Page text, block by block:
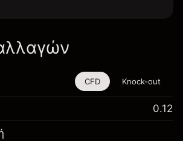
εργαλείο είναι
διαπραγμάτευση μέσω CFDs
CFD Knock-out
0.12